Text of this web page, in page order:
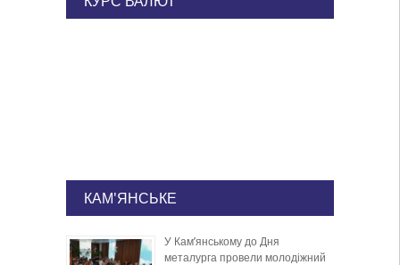
КАМ'ЯНСЬКЕ
У Кам’янському до Дня
металурга провели молодіжний